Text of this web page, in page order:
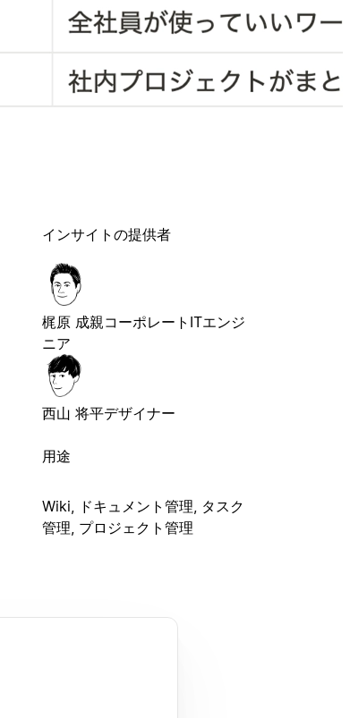
インサイトの提供者
梶原 成親コーポレートITエンジ
ニア
西山 将平デザイナー
用途
Wiki, ドキュメント管理, タスク
管理, プロジェクト管理